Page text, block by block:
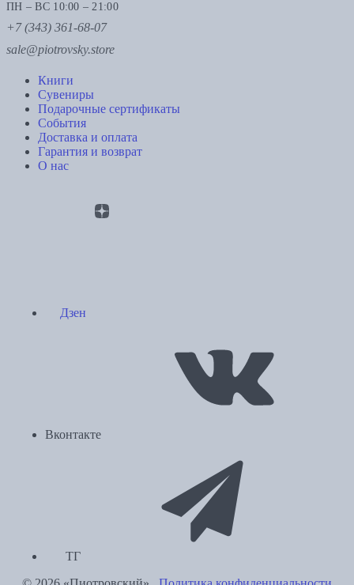
ПН – ВС 10:00 – 21:00
+7 (343) 361-68-07
sale@piotrovsky.store
Книги
Сувениры
Подарочные сертификаты
События
Доставка и оплата
Гарантия и возврат
О нас
Дзен
Вконтакте
ТГ